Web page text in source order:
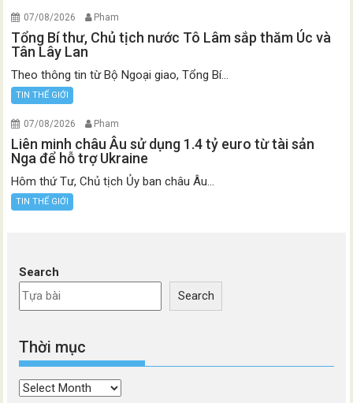
07/08/2026 Pham
Tổng Bí thư, Chủ tịch nước Tô Lâm sắp thăm Úc và
Tân Lây Lan
Theo thông tin từ Bộ Ngoại giao, Tổng Bí...
TIN THẾ GIỚI
07/08/2026 Pham
Liên minh châu Âu sử dụng 1.4 tỷ euro từ tài sản
Nga để hỗ trợ Ukraine
Hôm thứ Tư, Chủ tịch Ủy ban châu Âu...
TIN THẾ GIỚI
Search
Search
Thời mục
Thời